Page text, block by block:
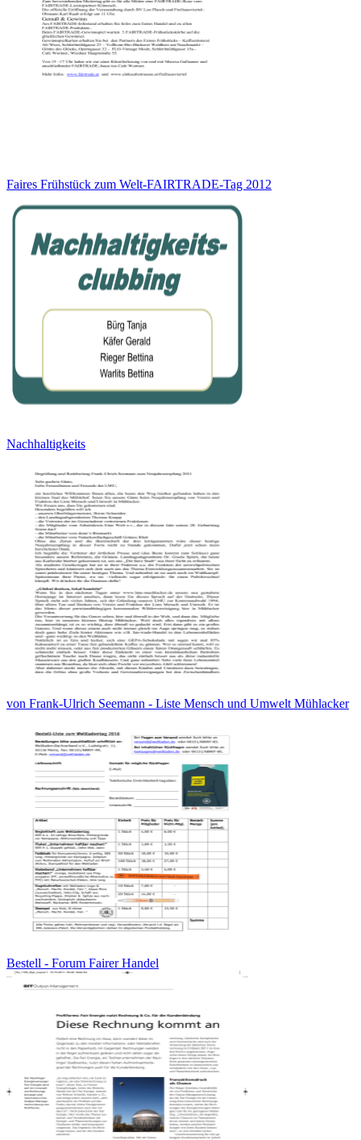
Faires Frühstück zum Welt-FAIRTRADE-Tag 2012
Nachhaltigkeits
von Frank-Ulrich Seemann - Liste Mensch und Umwelt Mühlacker
Bestell - Forum Fairer Handel